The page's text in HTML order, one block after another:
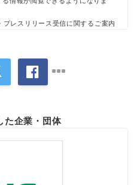
プレスリリース受信に関するご案内
た企業・団体